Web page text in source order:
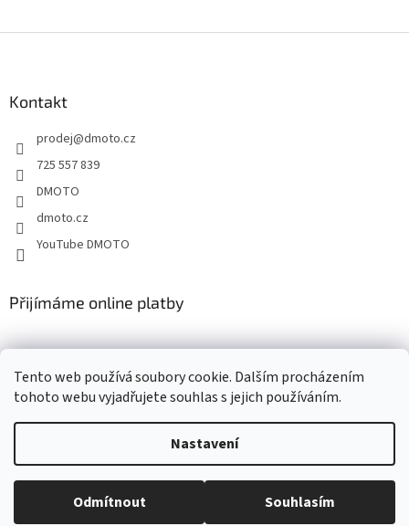
Tento web používá soubory cookie. Dalším procházením
tohoto webu vyjadřujete souhlas s jejich používáním.
Nastavení
Odmítnout Souhlasím
Kontakt
prodej@dmoto.cz
725 557 839
DMOTO
dmoto.cz
YouTube DMOTO
Přijímáme online platby
Vytvořil Shoptet
Copyright 2026DMOTO s.r.o. . Všechna práva vyhrazena.